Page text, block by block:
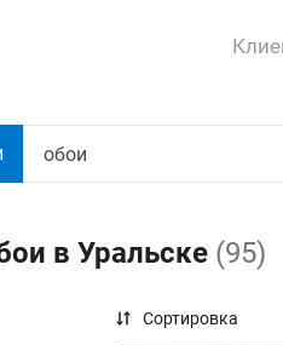
в Уральске (95)
Сортировка